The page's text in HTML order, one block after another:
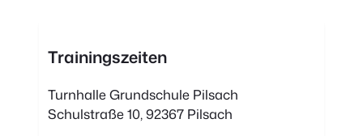
Trainingszeiten
Turnhalle Grundschule Pilsach
Schulstraße 10, 92367 Pilsach